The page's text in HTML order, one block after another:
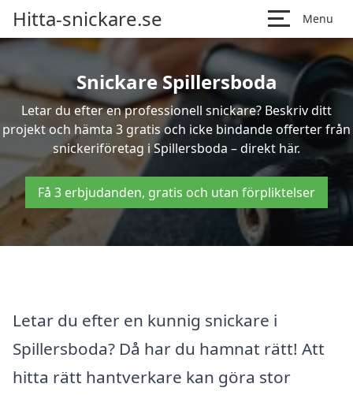
Hitta-snickare.se Menu
Snickare Spillersboda
Letar du efter en professionell snickare? Beskriv ditt
projekt och hämta 3 gratis och icke bindande offerter från
snickeriföretag i Spillersboda – direkt här.
Få 3 erbjudanden, gratis och utan förpliktelser
Letar du efter en kunnig snickare i
Spillersboda? Då har du hamnat rätt! Att
hitta rätt hantverkare kan göra stor